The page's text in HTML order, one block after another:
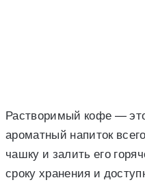
Растворимый кофе —
ароматный напиток
чашку и залить его
сроку хранения и